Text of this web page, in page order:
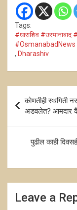
Tags:
#धाराशिव
, Dharashiv
Post
navigation
कोणतीही स्थगिती
अडवलेत? आमदार
पुढील काही
Leave a